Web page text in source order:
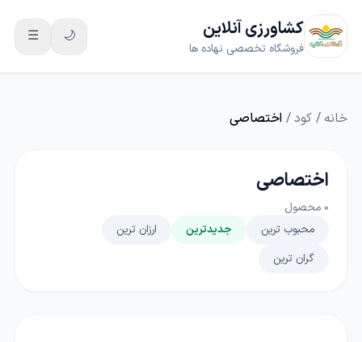
کشاورزی آنلاین
فروشگاه تخصصی نهاده ها
🌙
☰
خانه / کود/ اختصاصی
اختصاصی
0 محصول
محبوب ترین
جدیدترین
ارزان ترین
گران ترین